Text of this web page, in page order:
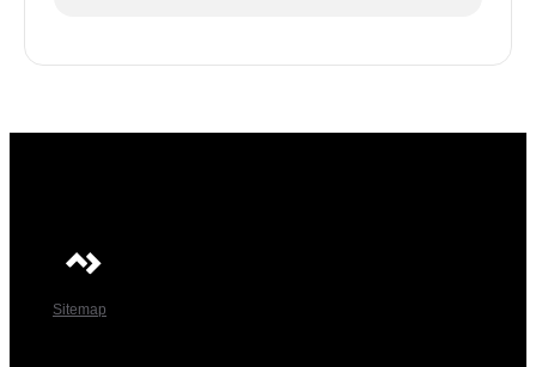
Sitemap